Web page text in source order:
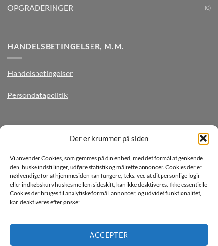
Der er krummer på siden
Vi anvender Cookies, som gemmes på din enhed, med det formål at genkende
den, huske indstillinger, udføre statistik og målrette annoncer. Cookies der er
nødvendige for at hjemmesiden kan fungere, f.eks. ved at dit personlige login
eller indkøbskurv huskes mellem sideskift, kan ikke deaktiveres. Ikke essentielle
Cookies der bruges til analytiske formål, annoncer, og udvidet funktionalitet,
kan deaktiveres efter ønske:
ACCEPTER
OPGRADERINGER (0)
HANDELSBETINGELSER, M.M.
Handelsbetingelser
Persondatapolitik
Læs vores Persondatapolitik